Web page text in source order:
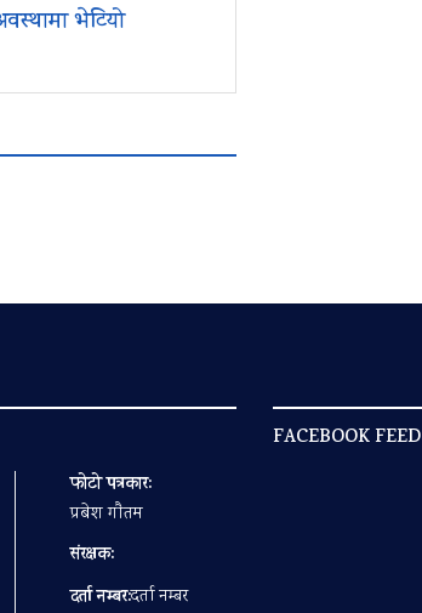
भेटियो
फोटो पत्रकार:
प्रबेश गाैतम
संरक्षक:
दर्ता नम्बर:दर्ता नम्बर
FACEBOOK FEED